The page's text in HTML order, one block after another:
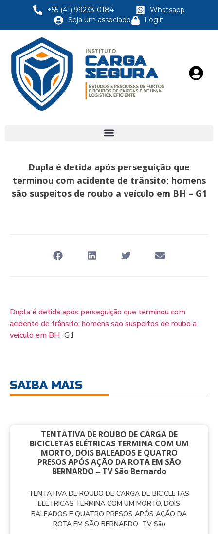
+55 (41) 99233-0184
Whatsapp
Seja um associado
Login
Dupla é detida após perseguição que
terminou com acidente de trânsito; homens
são suspeitos de roubo a veículo em BH – G1
Dupla é detida após perseguição que terminou com
acidente de trânsito; homens são suspeitos de roubo a
veículo em BH G1
SAIBA MAIS
TENTATIVA DE ROUBO DE CARGA DE
BICICLETAS ELÉTRICAS TERMINA COM UM
MORTO, DOIS BALEADOS E QUATRO
PRESOS APÓS AÇÃO DA ROTA EM SÃO
BERNARDO – TV São Bernardo
TENTATIVA DE ROUBO DE CARGA DE BICICLETAS
ELÉTRICAS TERMINA COM UM MORTO, DOIS
BALEADOS E QUATRO PRESOS APÓS AÇÃO DA
ROTA EM SÃO BERNARDO TV São